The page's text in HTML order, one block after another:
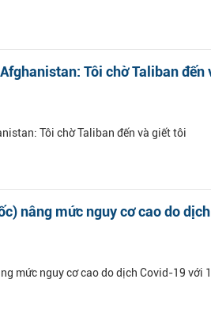
Tôi chờ Taliban đến
Tôi chờ Taliban đến và giết tôi
nâng mức nguy cơ cao do dịch
mức nguy cơ cao do dịch Covid-19 với